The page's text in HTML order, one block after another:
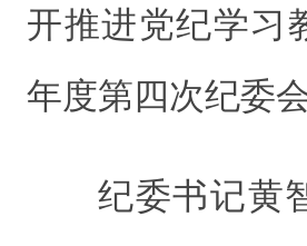
开推进党纪学习
年度第四次纪委会
纪委书记黄